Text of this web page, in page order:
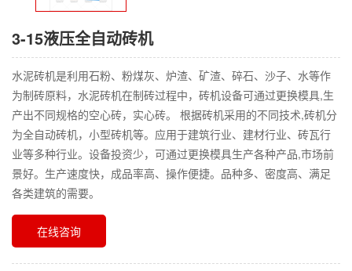
3-15液压全自动砖机
水泥砖机是利用石粉、粉煤灰、炉渣、矿渣、碎石、沙子、水等作
为制砖原料，水泥砖机在制砖过程中，砖机设备可通过更换模具,生
产出不同规格的空心砖，实心砖。 根据砖机采用的不同技术,砖机分
为全自动砖机，小型砖机等。应用于建筑行业、建材行业、砖瓦行
业等多种行业。设备投资少，可通过更换模具生产各种产品,市场前
景好。生产速度快，成品率高、操作便捷。品种多、密度高、满足
各类建筑的需要。
在线咨询